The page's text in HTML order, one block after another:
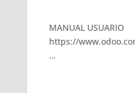
MANUAL USUARIO
https://
…